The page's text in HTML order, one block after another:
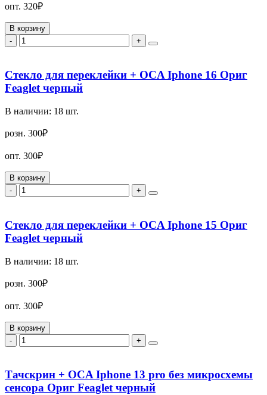
опт. 320₽
В корзину
-
+
Стекло для переклейки + OCA Iphone 16 Ориг
Feaglet черный
В наличии: 18 шт.
розн. 300₽
опт. 300₽
В корзину
-
+
Стекло для переклейки + OCA Iphone 15 Ориг
Feaglet черный
В наличии: 18 шт.
розн. 300₽
опт. 300₽
В корзину
-
+
Тачскрин + OCA Iphone 13 pro без микросхемы
сенсора Ориг Feaglet черный